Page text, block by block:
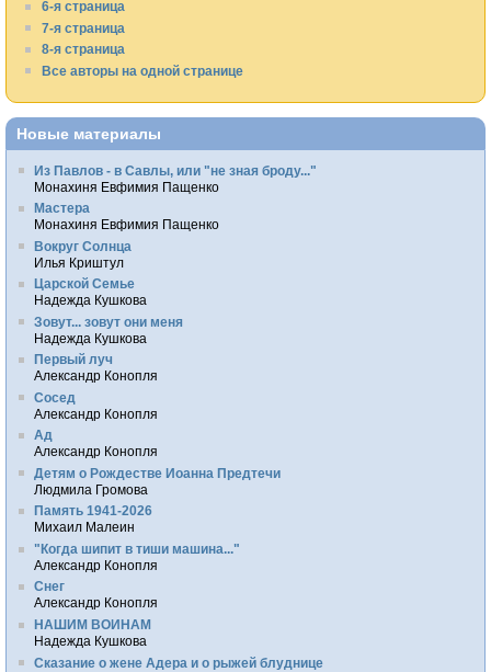
6-я страница
7-я страница
8-я страница
Все авторы на одной странице
Новые материалы
Из Павлов - в Савлы, или "не зная броду..."
Монахиня Евфимия Пащенко
Мастера
Монахиня Евфимия Пащенко
Вокруг Солнца
Илья Криштул
Царской Семье
Надежда Кушкова
Зовут... зовут они меня
Надежда Кушкова
Первый луч
Александр Конопля
Сосед
Александр Конопля
Ад
Александр Конопля
Детям о Рождестве Иоанна Предтечи
Людмила Громова
Память 1941-2026
Михаил Малеин
"Когда шипит в тиши машина..."
Александр Конопля
Снег
Александр Конопля
НАШИМ ВОИНАМ
Надежда Кушкова
Сказание о жене Адера и о рыжей блуднице